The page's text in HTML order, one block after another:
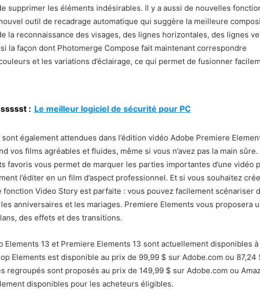
supprimer les éléments indésirables. Il y a aussi de nouvelles
outil de recadrage automatique qui suggère la meilleure
la reconnaissance des visages, des lignes horizontales, des lignes
la façon dont Photomerge Compose fait maintenant correspondre
et les variations d’éclairage, ce qui permet de fusionner
: Le meilleur logiciel de sécurité pour PC
également attendues dans l’édition vidéo Adobe Premiere
vos films agréables et fluides, même si vous n’avez pas la main sûre.
favoris vous permet de marquer les parties importantes d’une vidéo
l’éditer en un film d’aspect professionnel. Et si vous souhaitez
fonction Video Story est parfaite : vous pouvez facilement scénariser
anniversaires et les mariages. Premiere Elements vous proposera
des effets et des transitions.
Elements 13 et Premiere Elements 13 sont actuellement disponibles à
Elements est disponible au prix de 99,99 $ sur Adobe.com ou 87,24
regroupés sont proposés au prix de 149,99 $ sur Adobe.com ou
disponibles pour les acheteurs éligibles.